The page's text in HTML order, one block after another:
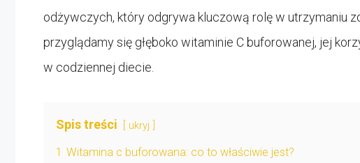
odżywczych, który odgrywa kluczową rolę w utrzymaniu
przyglądamy się głęboko witaminie C buforowanej, jej
w codziennej diecie.
Spis treści ukryj
1 Witamina c buforowana: co to właściwie jest?